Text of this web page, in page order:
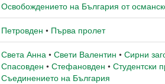
Освобождението на България от
Петровден • Първа пролет
Света Анна • Свети Валентин • Сирни
Спасовден • Стефановден • Студентски
Съединението на България